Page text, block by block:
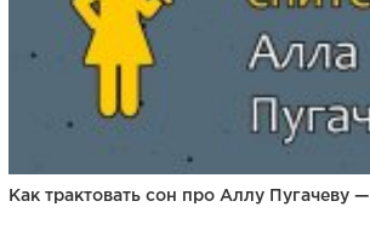
Как трактовать сон про Аллу Пугачеву